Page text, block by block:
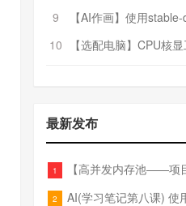
9
【AI作画】使用stable-diffusion-
10
【选配电脑】CPU核显工作机
最新发布
1 【高并发内存池——项目】定长内存
2 AI(学习笔记第八课) 使用langchain的